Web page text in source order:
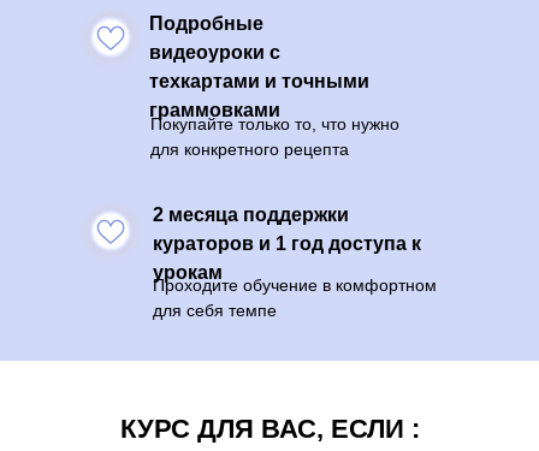
Подробные
видеоуроки с
техкартами и точными
граммовками
Покупайте только то, что нужно
для конкретного рецепта
2 месяца поддержки
кураторов и 1 год доступа к
урокам
Проходите обучение в комфортном
для себя темпе
КУРС ДЛЯ ВАС, ЕСЛИ :